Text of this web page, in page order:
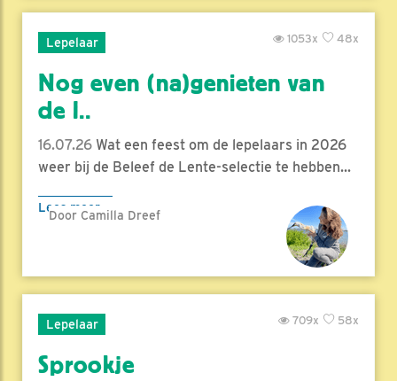
Lepelaar 48x
1053x
Nog even (na)genieten van
de l..
16.07.26 Wat een feest om de lepelaars in 2026
weer bij de Beleef de Lente-selectie te hebben...
Lees meer
Door Camilla Dreef
Lepelaar 58x
709x
Sprookje